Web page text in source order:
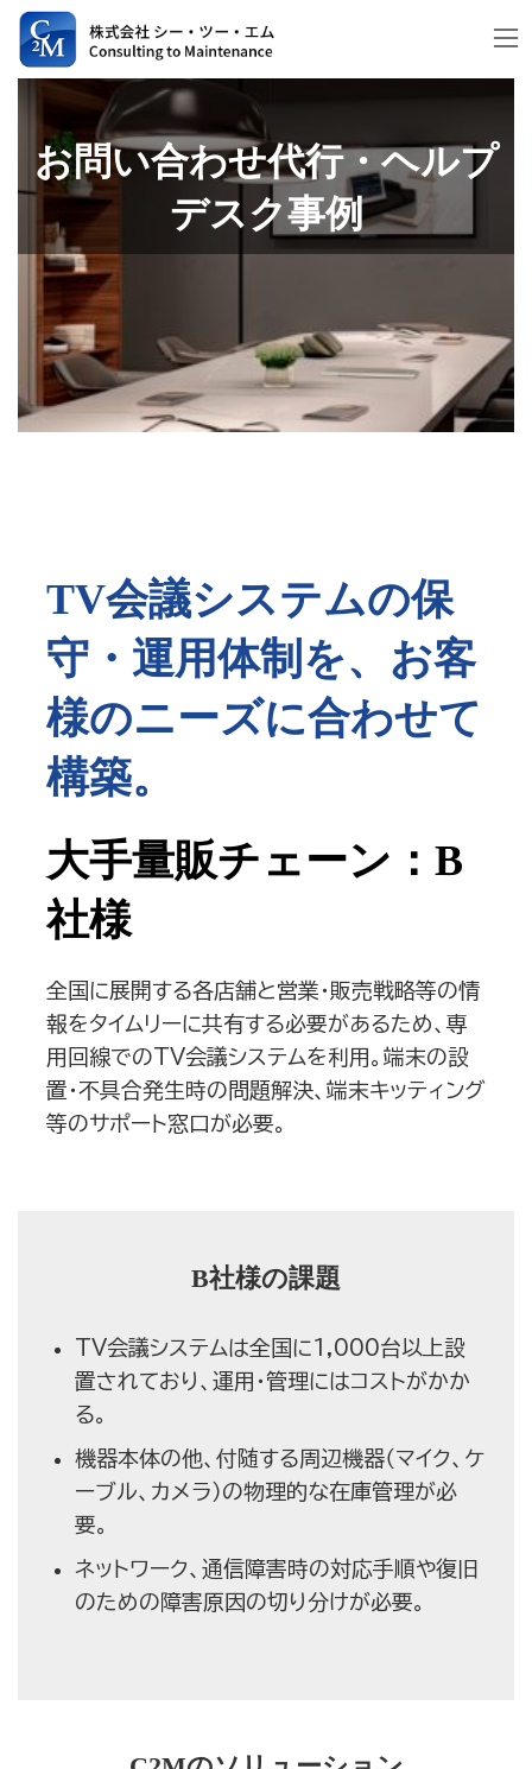
お問い合わせ代行・ヘルプ
デスク事例
TV会議システムの保
守・運用体制を、お客
様のニーズに合わせて
構築。
大手量販チェーン：B
社様
全国に展開する各店舗と営業・販売戦略等の情
報をタイムリーに共有する必要があるため、専
用回線でのTV会議システムを利用。端末の設
置・不具合発生時の問題解決、端末キッティング
等のサポート窓口が必要。
B社様の課題
TV会議システムは全国に1,000台以上設
置されており、運用・管理にはコストがかか
る。
機器本体の他、付随する周辺機器（マイク、ケ
ーブル、カメラ）の物理的な在庫管理が必
要。
ネットワーク、通信障害時の対応手順や復旧
のための障害原因の切り分けが必要。